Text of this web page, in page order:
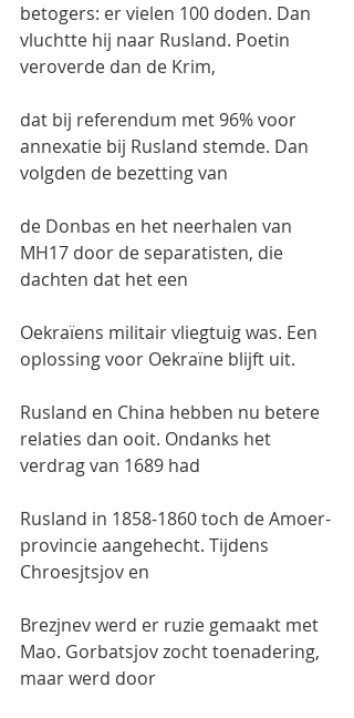
betogers: er vielen 100 doden. Dan
vluchtte hij naar Rusland. Poetin
veroverde dan de Krim,
dat bij referendum met 96% voor
annexatie bij Rusland stemde. Dan
volgden de bezetting van
de Donbas en het neerhalen van
MH17 door de separatisten, die
dachten dat het een
Oekraïens militair vliegtuig was. Een
oplossing voor Oekraïne blijft uit.
Rusland en China hebben nu betere
relaties dan ooit. Ondanks het
verdrag van 1689 had
Rusland in 1858-1860 toch de Amoer-
provincie aangehecht. Tijdens
Chroesjtsjov en
Brezjnev werd er ruzie gemaakt met
Mao. Gorbatsjov zocht toenadering,
maar werd door